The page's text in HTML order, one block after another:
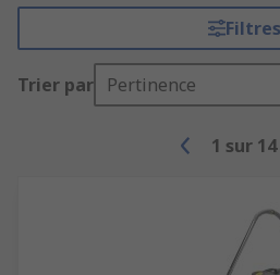
Filtres
Trier par Pertinence
1 sur 14